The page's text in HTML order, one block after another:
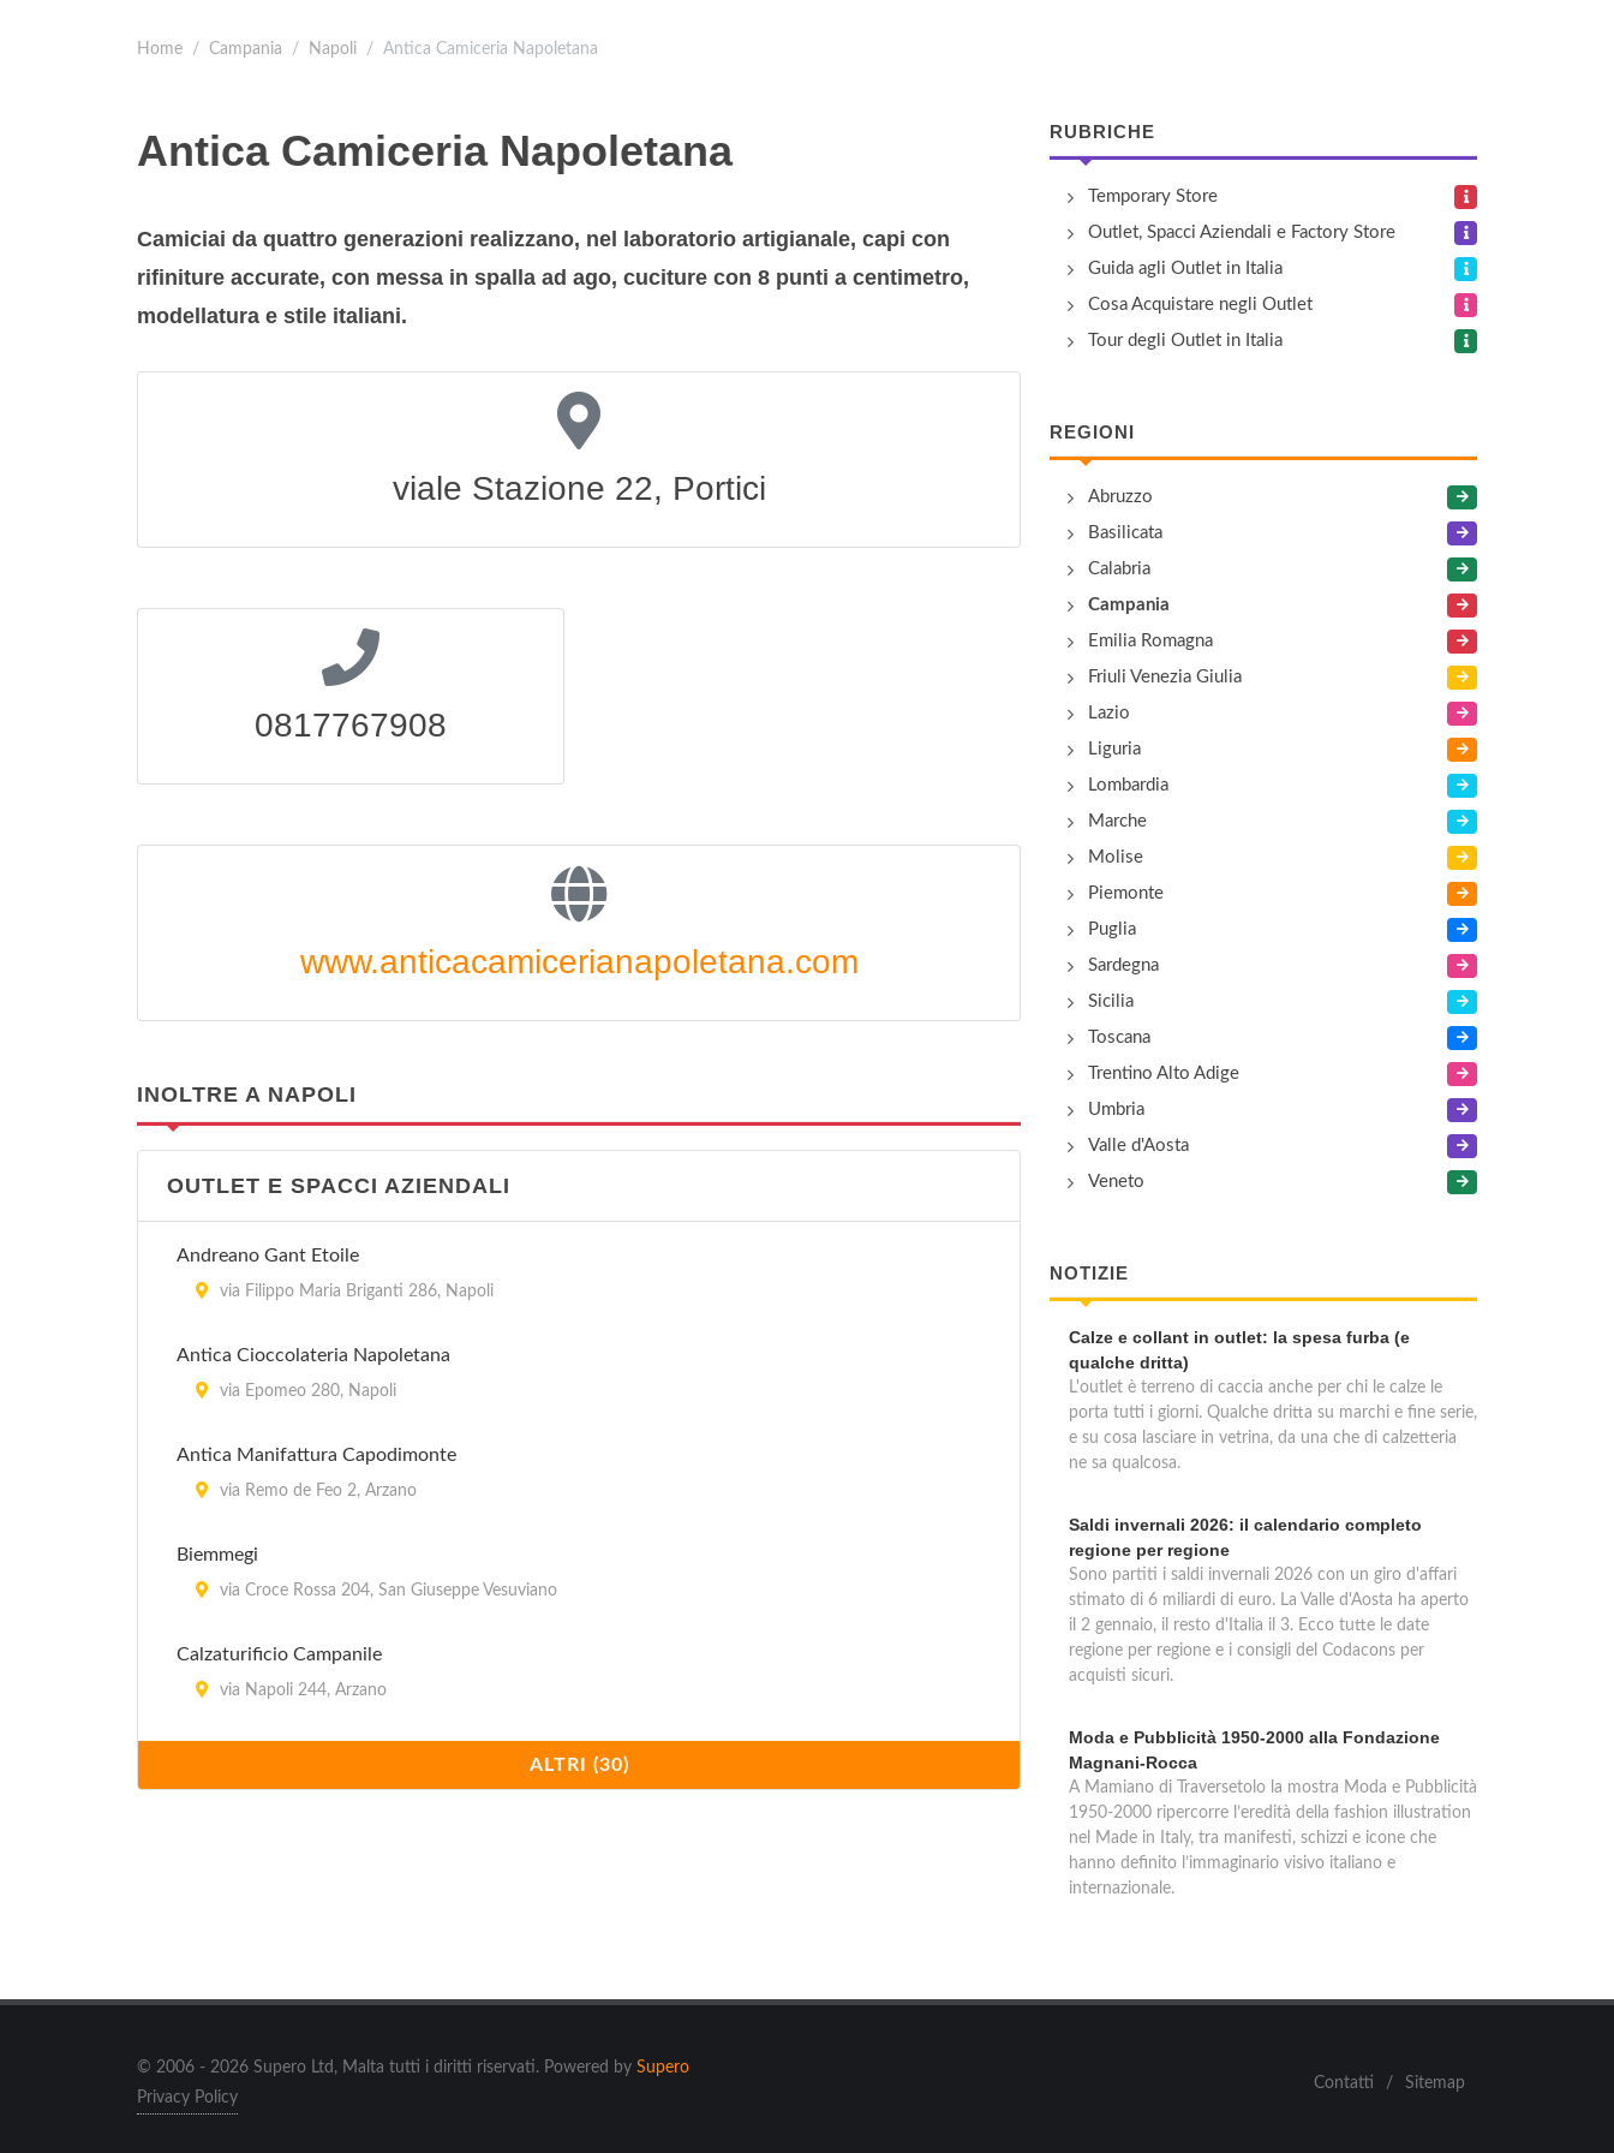
Home Campania Napoli Antica Camiceria Napoletana
Antica Camiceria Napoletana
Camiciai da quattro generazioni realizzano, nel laboratorio artigianale, capi con
rifiniture accurate, con messa in spalla ad ago, cuciture con 8 punti a centimetro,
modellatura e stile italiani.
viale Stazione 22, Portici
0817767908
www.anticacamicerianapoletana.com
INOLTRE A NAPOLI
OUTLET E SPACCI AZIENDALI
Andreano Gant Etoile
via Filippo Maria Briganti 286, Napoli
Antica Cioccolateria Napoletana
via Epomeo 280, Napoli
Antica Manifattura Capodimonte
via Remo de Feo 2, Arzano
Biemmegi
via Croce Rossa 204, San Giuseppe Vesuviano
Calzaturificio Campanile
via Napoli 244, Arzano
viale Della Resistenza 181, Calvizzano
via Mario d'Ambra 16, Forio d'Ischia
ALTRI (30)
RUBRICHE
Temporary Store
Outlet, Spacci Aziendali e Factory Store
Guida agli Outlet in Italia
Cosa Acquistare negli Outlet
Tour degli Outlet in Italia
REGIONI
Abruzzo
Basilicata
Calabria
Campania
Emilia Romagna
Friuli Venezia Giulia
Lazio
Liguria
Lombardia
Marche
Molise
Piemonte
Puglia
Sardegna
Sicilia
Toscana
Trentino Alto Adige
Umbria
Valle d'Aosta
Veneto
NOTIZIE
Calze e collant in outlet: la spesa furba (e
qualche dritta)
L'outlet è terreno di caccia anche per chi le calze le
porta tutti i giorni. Qualche dritta su marchi e fine serie,
e su cosa lasciare in vetrina, da una che di calzetteria
ne sa qualcosa.
Saldi invernali 2026: il calendario completo
regione per regione
Sono partiti i saldi invernali 2026 con un giro d'affari
stimato di 6 miliardi di euro. La Valle d'Aosta ha aperto
il 2 gennaio, il resto d'Italia il 3. Ecco tutte le date
regione per regione e i consigli del Codacons per
acquisti sicuri.
Moda e Pubblicità 1950-2000 alla Fondazione
Magnani-Rocca
A Mamiano di Traversetolo la mostra Moda e Pubblicità
1950-2000 ripercorre l’eredità della fashion illustration
nel Made in Italy, tra manifesti, schizzi e icone che
hanno definito l’immaginario visivo italiano e
internazionale.
© 2006 - 2026 Supero Ltd, Malta tutti i diritti riservati. Powered by Supero
Privacy Policy
Contatti / Sitemap